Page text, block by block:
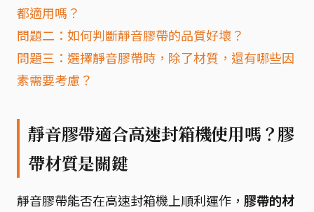
都適用嗎？
問題二：如何判斷靜音膠帶的品質好壞？
問題三：選擇靜音膠帶時，除了材質，還有哪些因
素需要考慮？
靜音膠帶適合高速封箱機使用嗎？膠
帶材質是關鍵
靜音膠帶能否在高速封箱機上順利運作， 膠帶的材